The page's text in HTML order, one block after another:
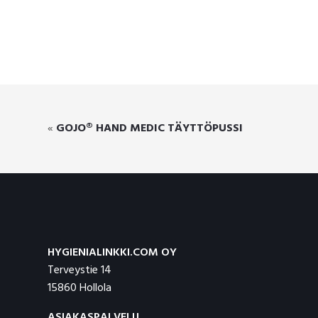
« GOJO® HAND MEDIC TÄYTTÖPUSSI
HYGIENIALINKKI.COM OY
Terveystie 14
15860 Hollola